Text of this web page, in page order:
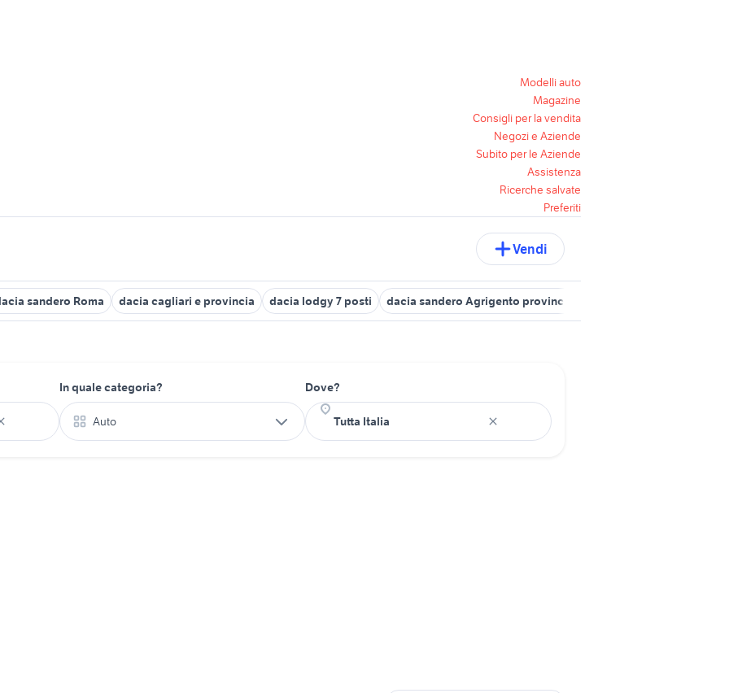
Modelli auto
Magazine
Consigli per la vendita
Negozi e Aziende
Subito per le Aziende
Assistenza
Ricerche salvate
Preferiti
Vendi
sandero Roma dacia cagliari e provincia dacia lodgy 7 posti dacia sandero Agrigento provincia
In quale categoria?
Auto
Dove?